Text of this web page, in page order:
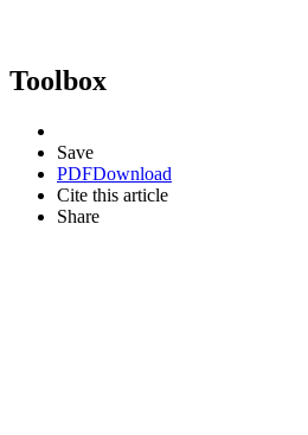
Toolbox
Save
PDFDownload
Cite this article
Share